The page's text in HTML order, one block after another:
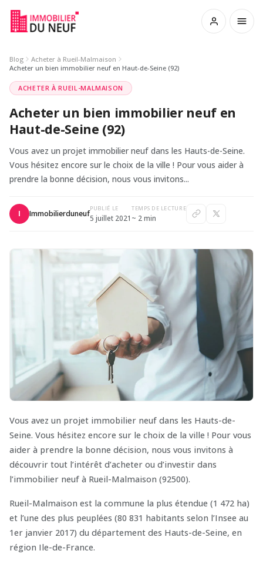
Blog
Acheter à Rueil-Malmaison
Acheter un bien immobilier neuf en Haut-de-Seine (92)
ACHETER À RUEIL-MALMAISON
Acheter un bien immobilier neuf en
Haut-de-Seine (92)
Vous avez un projet immobilier neuf dans les Hauts-de-Seine.
Vous hésitez encore sur le choix de la ville ! Pour vous aider à
prendre la bonne décision, nous vous invitons...
I Immobilierduneuf
PUBLIÉ LE
5 juillet 2021
TEMPS DE LECTURE
~ 2 min
Vous avez un projet immobilier neuf dans les Hauts-de-
Seine. Vous hésitez encore sur le choix de la ville ! Pour vous
aider à prendre la bonne décision, nous vous invitons à
découvrir tout l’intérêt d’acheter ou d’investir dans
l’immobilier neuf à Rueil-Malmaison (92500).
Rueil-Malmaison est la commune la plus étendue (1 472 ha)
et l’une des plus peuplées (80 831 habitants selon l’Insee au
1er janvier 2017) du département des Hauts-de-Seine, en
région Ile-de-France.